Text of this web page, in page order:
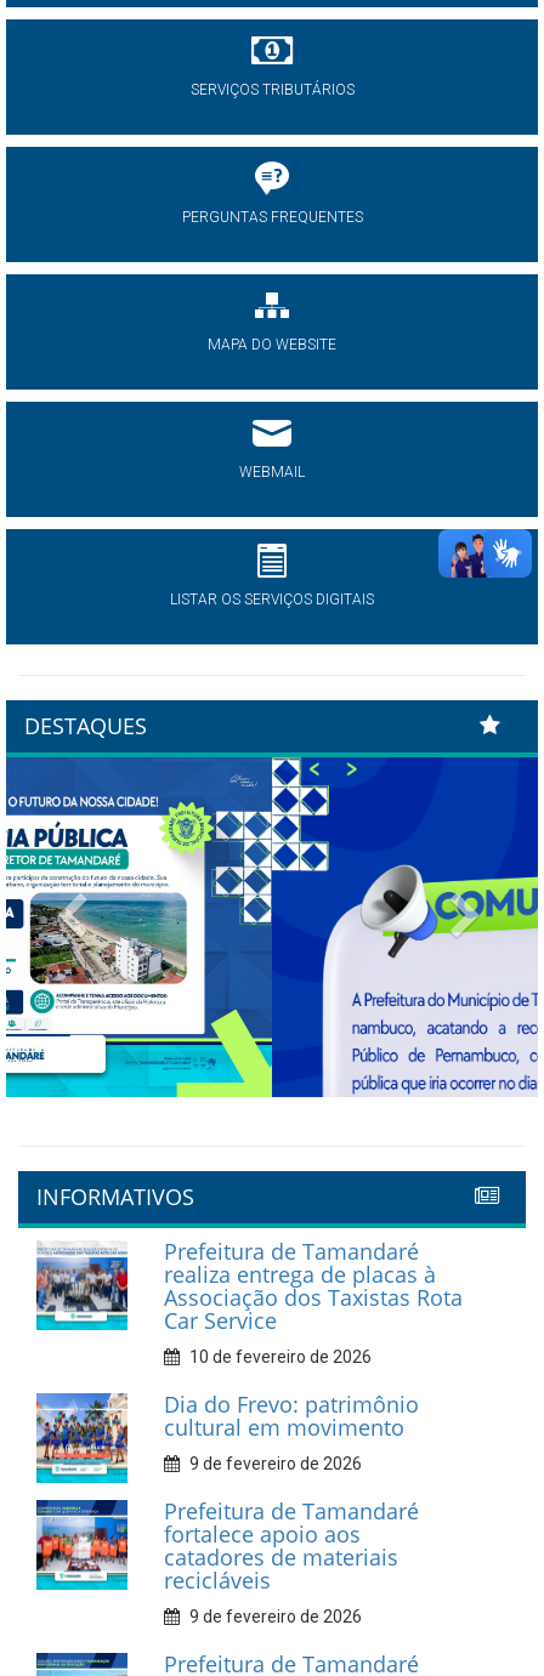
SERVIÇOS TRIBUTÁRIOS
PERGUNTAS FREQUENTES
MAPA DO WEBSITE
WEBMAIL
LISTAR OS SERVIÇOS DIGITAIS
DESTAQUES
Previous Next
INFORMATIVOS
Prefeitura de Tamandaré